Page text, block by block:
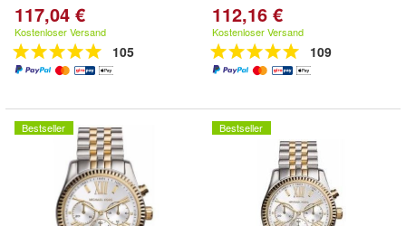
117,04 €
Kostenloser Versand
105
112,16 €
Kostenloser Versand
109
Bestseller Bestseller